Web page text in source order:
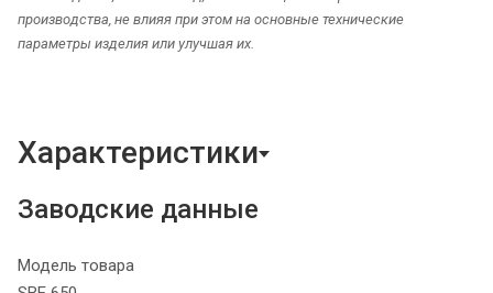
производства, не влияя при этом на основные технические
параметры изделия или улучшая их.
Характеристики
Заводские данные
Модель товара